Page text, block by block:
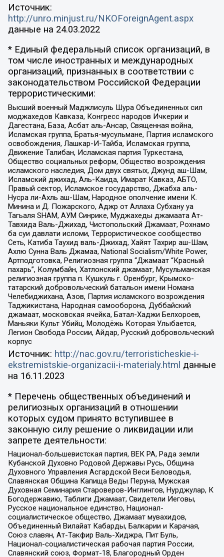
Источник:
http://unro.minjust.ru/NKOForeignAgent.aspx
данные на 24.03.2022
* Единый федеральный список организаций, в
том числе иностранных и международных
организаций, признанных в соответствии с
законодательством Российской Федерации
террористическими:
Высший военный Маджлисуль Шура Объединенных сил
моджахедов Кавказа, Конгресс народов Ичкерии и
Дагестана, База, Асбат аль-Ансар, Священная война,
Исламская группа, Братья-мусульмане, Партия исламского
освобождения, Лашкар-И-Тайба, Исламская группа,
Движение Талибан, Исламская партия Туркестана,
Общество социальных реформ, Общество возрождения
исламского наследия, Дом двух святых, Джунд аш-Шам,
Исламский джихад, Аль-Каида, Имарат Кавказ, АБТО,
Правый сектор, Исламское государство, Джабха аль-
Нусра ли-Ахль аш-Шам, Народное ополчение имени К.
Минина и Д. Пожарского, Аджр от Аллаха Субхану уа
Тагьаля SHAM, АУМ Синрике, Муджахеды джамаата Ат-
Тавхида Валь-Джихад, Чистопольский Джамаат, Рохнамо
ба суи давлати исломи, Террористическое сообщество
Сеть, Катиба Таухид валь-Джихад, Хайят Тахрир аш-Шам,
Ахлю Сунна Валь Джамаа, National Socialism/White Power,
Артподготовка, Религиозная группа “Джамаат “Красный
пахарь”, Колумбайн, Хатлонский джамаат, Мусульманская
религиозная группа п. Кушкуль г. Оренбург, Крымско-
татарский добровольческий батальон имени Номана
Челебиджихана, Азов, Партия исламского возрождения
Таджикистана, Народная самооборона, Дуббайский
джамаат, московская ячейка, Батал-Хаджи Белхороев,
Маньяки Культ Убийц, Молодёжь Которая Улыбается,
Легион Свобода России, Айдар, Русский добровольческий
корпус
Источник: http://nac.gov.ru/terroristicheskie-i-
ekstremistskie-organizacii-i-materialy.html данные
на 16.11.2023
* Перечень общественных объединений и
религиозных организаций в отношении
которых судом принято вступившее в
законную силу решение о ликвидации или
запрете деятельности:
Национал-большевистская партия, ВЕК РА, Рада земли
Кубанской Духовно Родовой Державы Русь, Община
Духовного Управления Асгардской Веси Беловодья,
Славянская Община Капища Веды Перуна, Мужская
Духовная Семинария Староверов-Инглингов, Нурджулар, К
Богодержавию, Таблиги Джамаат, Свидетели Иеговы,
Русское национальное единство, Национал-
социалистическое общество, Джамаат мувахидов,
Объединенный Вилайат Кабарды, Балкарии и Карачая,
Союз славян, Ат-Такфир Валь-Хиджра, Пит Буль,
Национал-социалистическая рабочая партия России,
Славянский союз, Формат-18, Благородный Орден